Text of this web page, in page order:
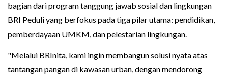
bagian dari program tanggung jawab sosial dan lingkungan
BRI Peduli yang berfokus pada tiga pilar utama: pendidikan,
pemberdayaan UMKM, dan pelestarian lingkungan.
"Melalui BRInita, kami ingin membangun solusi nyata atas
tantangan pangan di kawasan urban, dengan mendorong